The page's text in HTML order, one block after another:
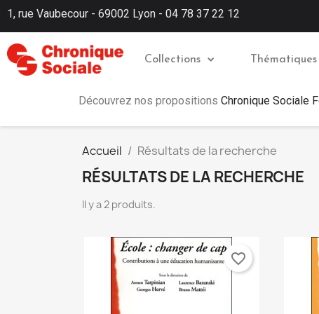
1, rue Vaubecour - 69002 Lyon - 04 78 37 22 12
Collections Thématiques
Découvrez nos propositions Chronique Sociale
Accueil Résultats de la recherche
RÉSULTATS DE LA RECHERCHE
Il y a 2 produits.
favorite_border